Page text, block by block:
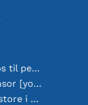
Lodning som en professionel: Tips til perfekte elektroniske forbindelser
Valg af den rigtige temperatursensor [youtube]
18650 Batterier: Små i størrelse, store i ydeevne